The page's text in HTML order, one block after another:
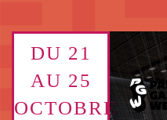
TEXTE
DATE
DU 21
AU 25
OCTOBRE
Logo